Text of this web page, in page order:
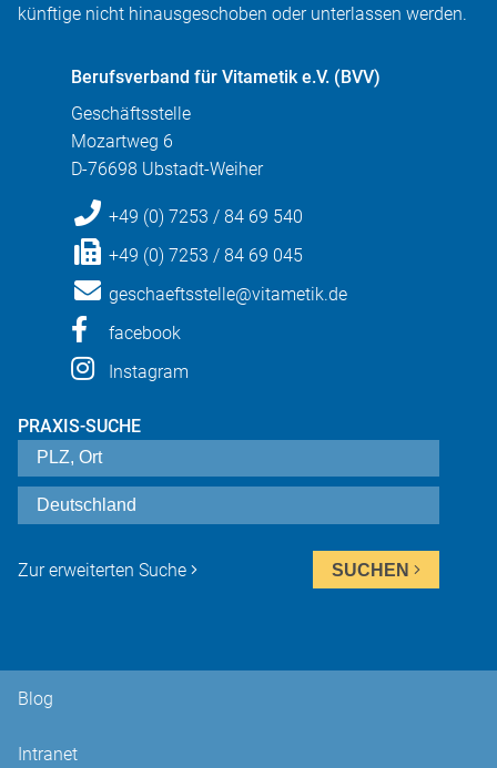
künftige nicht hinausgeschoben oder unterlassen werden.
Berufsverband für Vitametik e.V. (BVV)
Geschäftsstelle
Mozartweg 6
D-76698 Ubstadt-Weiher
+49 (0) 7253 / 84 69 540
+49 (0) 7253 / 84 69 045
geschaeftsstelle@vitametik.de
facebook
Instagram
PRAXIS-SUCHE
Zur erweiterten Suche SUCHEN
Blog
Intranet